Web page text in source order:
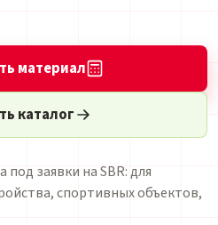
материал
каталог
заявки на SBR: для
спортивных объектов,